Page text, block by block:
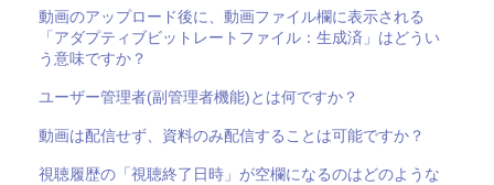
動画のアップロード後に、動画ファイル欄に表示される
「アダプティブビットレートファイル：生成済」はどうい
う意味ですか？
ユーザー管理者(副管理者機能)とは何ですか？
動画は配信せず、資料のみ配信することは可能ですか？
視聴履歴の「視聴終了日時」が空欄になるのはどのような